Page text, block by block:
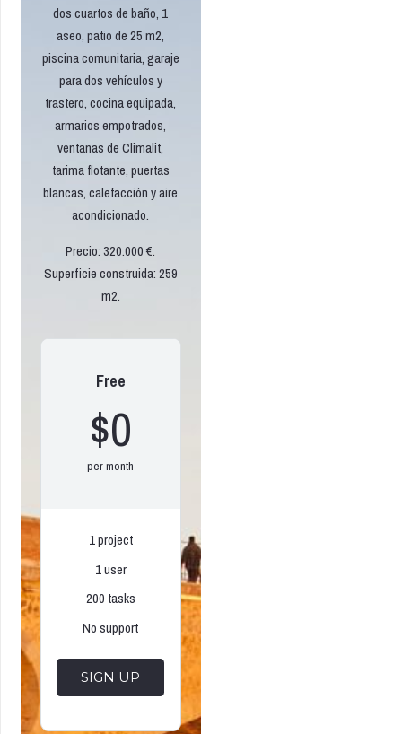
dos cuartos de baño, 1
aseo, patio de 25 m2,
piscina comunitaria, garaje
para dos vehículos y
trastero, cocina equipada,
armarios empotrados,
ventanas de Climalit,
tarima flotante, puertas
blancas, calefacción y aire
acondicionado.
Precio: 320.000 €.
Superficie construida: 259
m2.
Free
$0
per month
1 project
1 user
200 tasks
No support
SIGN UP